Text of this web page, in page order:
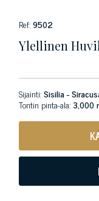
Ref:9502
Ylellinen
Sijainti:Sisilia -
Tontin pinta-ala:3,000